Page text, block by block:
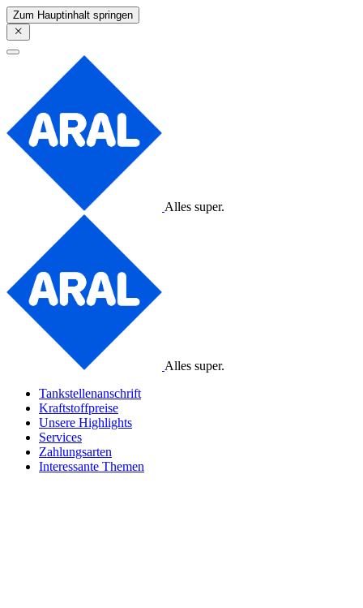
Zum Hauptinhalt springen
Alles super.
Alles super.
Tankstellenanschrift
Kraftstoffpreise
Unsere Highlights
Services
Zahlungsarten
Interessante Themen